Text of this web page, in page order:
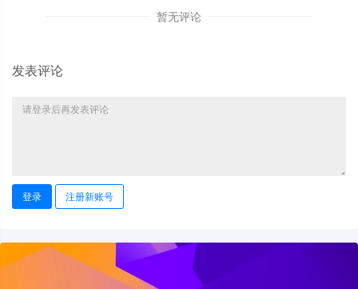
暂无评论
发表评论
登录 注册新账号